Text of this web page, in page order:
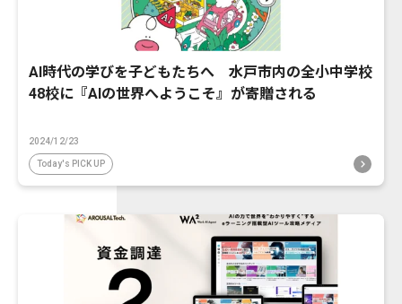
AI時代の学びを子どもたちへ 水戸市内の全小中学校
48校に『AIの世界へようこそ』が寄贈される
2024/12/23
Today's PICK UP